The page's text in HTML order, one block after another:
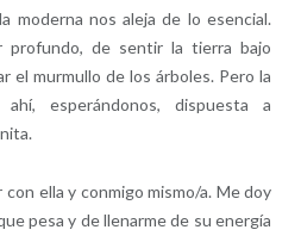
moderna nos aleja de lo esencial.
profundo, de sentir la tierra bajo
el murmullo de los árboles. Pero la
esperándonos, dispuesta a
ella y conmigo mismo/a. Me doy
pesa y de llenarme de su energía